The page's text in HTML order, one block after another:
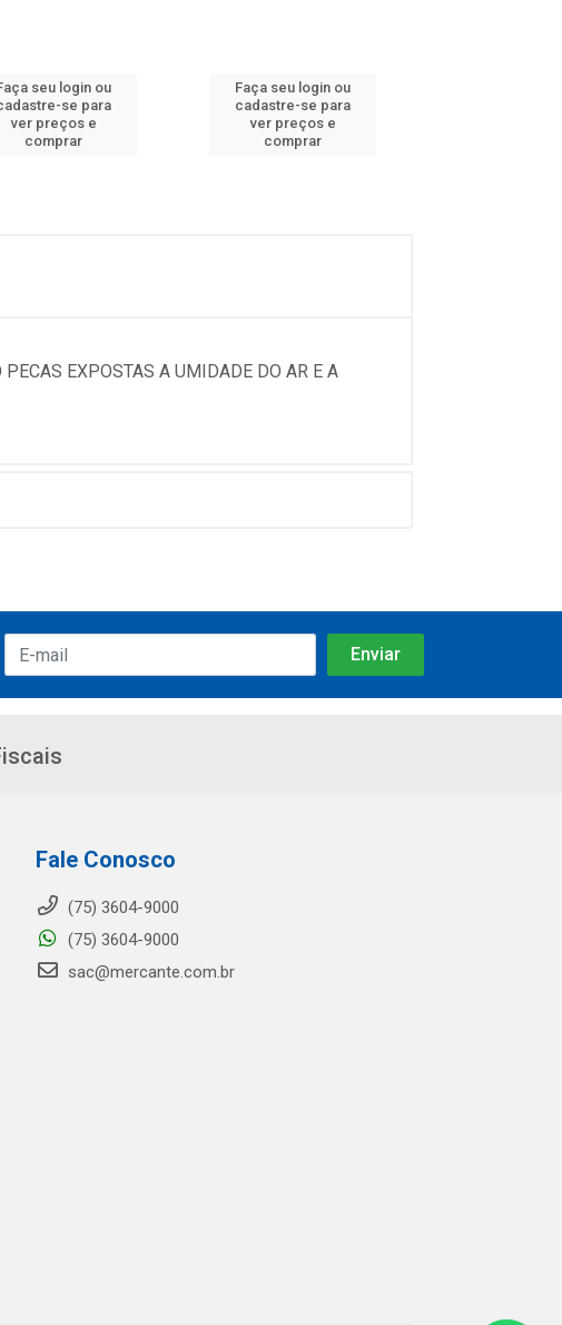
seu login ou
se para
ver preços e
comprar
Faça seu login ou
cadastre-se para
ver preços e
comprar
EXPOSTAS A UMIDADE DO AR E A
Fale Conosco
(75) 3604-9000
(75) 3604-9000
sac@mercante.com.br